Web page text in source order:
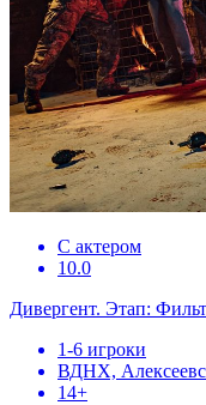
С актером
10.0
Дивергент. Этап:
1-6 игроки
ВДНХ,
14+